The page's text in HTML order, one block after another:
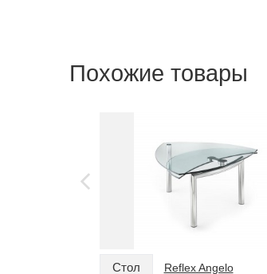
Похожие товары
Стол Reflex Angelo